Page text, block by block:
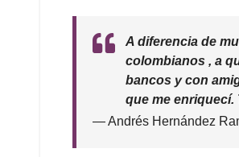
A diferencia de
colombianos , a
bancos y con
que me
— Andrés Hernández